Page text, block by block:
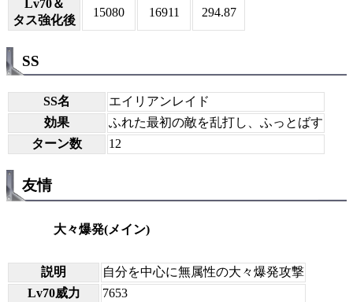
Lv70＆
タス強化後
15080 16911 294.87
SS
SS名
エイリアンレイド
効果
ふれた最初の敵を乱打し、ふっとばす
ターン数
12
友情
大々爆発(メイン)
説明
自分を中心に無属性の大々爆発攻撃
Lv70威力
7653